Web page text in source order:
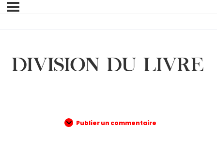
DIVISION DU LIVRE
Publier un commentaire